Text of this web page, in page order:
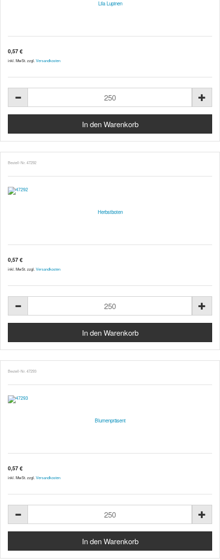
Lila Lupinen
0,57 €
inkl. MwSt. zzgl. Versandkosten
Bestell-Nr. 47292
Herbstboten
0,57 €
inkl. MwSt. zzgl. Versandkosten
Bestell-Nr. 47293
Blumenpräsent
0,57 €
inkl. MwSt. zzgl. Versandkosten